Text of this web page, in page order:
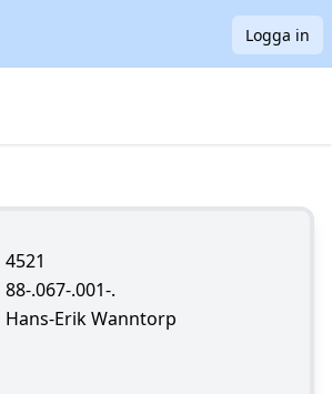
Logga in
4521
88-.067-.001-.
Hans-Erik Wanntorp